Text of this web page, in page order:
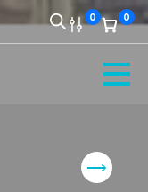
0 0